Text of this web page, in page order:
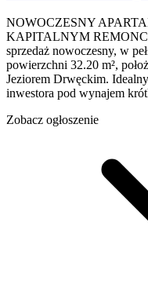
NOWOCZESNY
KAPITALNYM
sprzedaż nowoczesny, w
powierzchni 32.20 m²,
Jeziorem Drwęckim.
inwestora pod wynajem
Zobacz ogłoszenie